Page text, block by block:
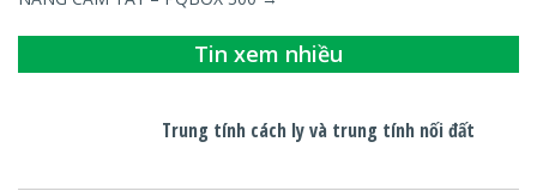
Tin xem nhiều
Trung tính cách ly và trung tính nối đất